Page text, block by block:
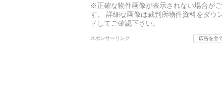
※正確な物件画像が表示されない場合が
す。 詳細な画像は裁判所物件資料をダウ
ドしてご確認下さい。
スポンサーリンク 広告を全